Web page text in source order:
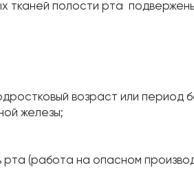
тканей полости рта
возраст или период
железы;
рта (работа на опасном